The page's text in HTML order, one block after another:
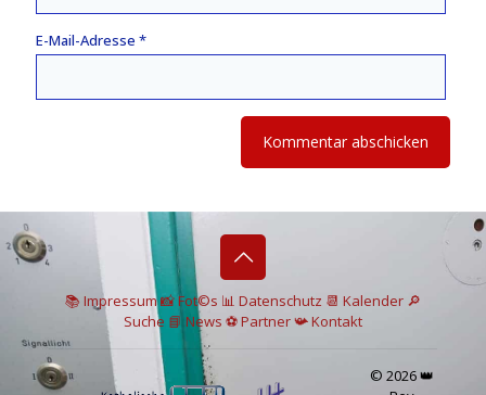
E-Mail-Adresse *
📚 Impressum📸Fot©s 📊 Datenschutz 📆 Kalender 🔎
Suche 📘 News ⚽Partner📯Kontakt
© 2026 👑